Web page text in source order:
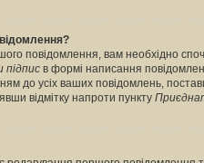
повідомлення, вам необхідно
в формі написання
до усіх ваших повідомлень,
відмітку напроти пункту